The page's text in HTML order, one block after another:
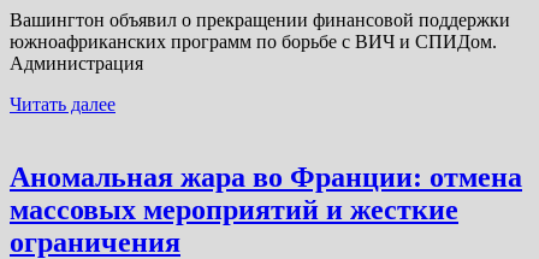
Вашингтон объявил о прекращении финансовой поддержки
южноафриканских программ по борьбе с ВИЧ и СПИДом.
Администрация
Читать далее
Аномальная жара во Франции: отмена
массовых мероприятий и жесткие
ограничения